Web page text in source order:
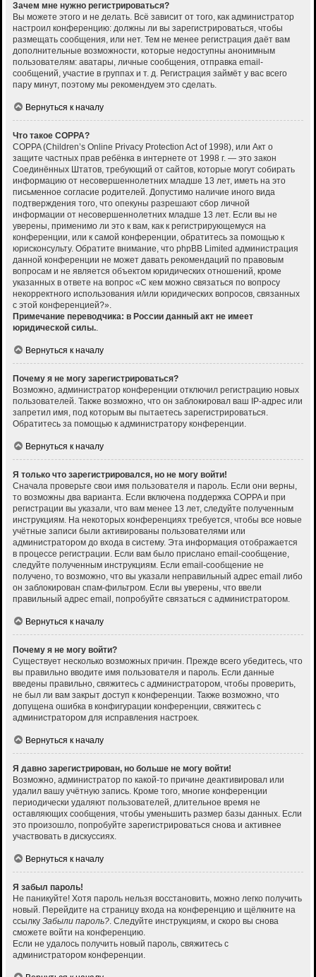
Зачем мне нужно регистрироваться?
Вы можете этого и не делать. Всё зависит от того, как администратор
настроил конференцию: должны ли вы зарегистрироваться, чтобы
размещать сообщения, или нет. Тем не менее регистрация даёт вам
дополнительные возможности, которые недоступны анонимным
пользователям: аватары, личные сообщения, отправка email-
сообщений, участие в группах и т. д. Регистрация займёт у вас всего
пару минут, поэтому мы рекомендуем это сделать.
Вернуться к началу
Что такое COPPA?
COPPA (Children’s Online Privacy Protection Act of 1998), или Акт о
защите частных прав ребёнка в интернете от 1998 г. — это закон
Соединённых Штатов, требующий от сайтов, которые могут собирать
информацию от несовершеннолетних младше 13 лет, иметь на это
письменное согласие родителей. Допустимо наличие иного вида
подтверждения того, что опекуны разрешают сбор личной
информации от несовершеннолетних младше 13 лет. Если вы не
уверены, применимо ли это к вам, как к регистрирующемуся на
конференции, или к самой конференции, обратитесь за помощью к
юрисконсульту. Обратите внимание, что phpBB Limited администрация
данной конференции не может давать рекомендаций по правовым
вопросам и не является объектом юридических отношений, кроме
указанных в ответе на вопрос «С кем можно связаться по вопросу
некорректного использования и/или юридических вопросов, связанных
с этой конференцией?».
Примечание переводчика: в России данный акт не имеет
юридической силы..
Вернуться к началу
Почему я не могу зарегистрироваться?
Возможно, администратор конференции отключил регистрацию новых
пользователей. Также возможно, что он заблокировал ваш IP-адрес или
запретил имя, под которым вы пытаетесь зарегистрироваться.
Обратитесь за помощью к администратору конференции.
Вернуться к началу
Я только что зарегистрировался, но не могу войти!
Сначала проверьте свои имя пользователя и пароль. Если они верны,
то возможны два варианта. Если включена поддержка COPPA и при
регистрации вы указали, что вам менее 13 лет, следуйте полученным
инструкциям. На некоторых конференциях требуется, чтобы все новые
учётные записи были активированы пользователями или
администратором до входа в систему. Эта информация отображается
в процессе регистрации. Если вам было прислано email-сообщение,
следуйте полученным инструкциям. Если email-сообщение не
получено, то возможно, что вы указали неправильный адрес email либо
он заблокирован спам-фильтром. Если вы уверены, что ввели
правильный адрес email, попробуйте связаться с администратором.
Вернуться к началу
Почему я не могу войти?
Существует несколько возможных причин. Прежде всего убедитесь, что
вы правильно вводите имя пользователя и пароль. Если данные
введены правильно, свяжитесь с администратором, чтобы проверить,
не был ли вам закрыт доступ к конференции. Также возможно, что
допущена ошибка в конфигурации конференции, свяжитесь с
администратором для исправления настроек.
Вернуться к началу
Я давно зарегистрирован, но больше не могу войти!
Возможно, администратор по какой-то причине деактивировал или
удалил вашу учётную запись. Кроме того, многие конференции
периодически удаляют пользователей, длительное время не
оставляющих сообщения, чтобы уменьшить размер базы данных. Если
это произошло, попробуйте зарегистрироваться снова и активнее
участвовать в дискуссиях.
Вернуться к началу
Я забыл пароль!
Не паникуйте! Хотя пароль нельзя восстановить, можно легко получить
новый. Перейдите на страницу входа на конференцию и щёлкните на
ссылку Забыли пароль?. Следуйте инструкциям, и скоро вы снова
сможете войти на конференцию.
Если не удалось получить новый пароль, свяжитесь с
администратором конференции.